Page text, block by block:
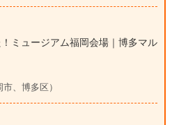
ミュージアム福岡会場｜博多マル
、博多区）